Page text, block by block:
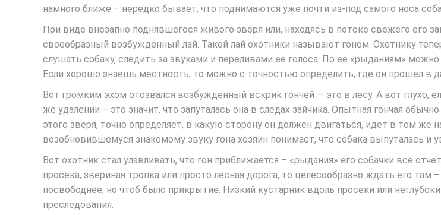
намного ближе – нередко бывает, что поднимаются уже почти из-под самого носа
При виде внезапно поднявшегося живого зверя или, находясь в потоке свежего его
своеобразный возбужденный лай. Такой лай охотники называют гоном. Охотнику
слушать собаку, следить за звуками и переливами ее голоса. По ее «рыданиям»
Если хорошо знаешь местность, то можно с точностью определить, где он прошел в
Вот громким эхом отозвался возбужденный вскрик гончей — это в лесу. А вот
же удалении – это значит, что запуталась она в следах зайчика. Опытная гончая
этого зверя, точно определяет, в какую сторону он должен двигаться, идет в том же
возобновившемуся знакомому звуку гона хозяин понимает, что собака выпуталась и
Вот охотник стал улавливать, что гон приближается – «рыдания» его собачки все
просека, звериная тропка или просто лесная дорога, то целесообразно ждать его
посвободнее, но чтоб было прикрытие. Низкий кустарник вдоль просеки или
преследования.